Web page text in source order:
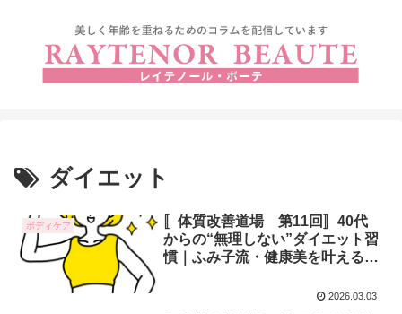
ダイエット
ボディケア
〚体質改善道場 第11回〛40代
からの“無理しない”ダイエット習
慣｜ふみ子流・健康美を叶えるコ
2026.03.03